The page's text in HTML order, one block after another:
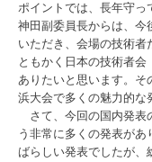
ポイントでは、長年守っ
神田副委員長からは、今
いただき、会場の技術者
ともかく日本の技術者
ありたいと思います。そ
浜大会で多くの魅力的な
さて、今回の国内発表
う非常に多くの発表が
ばらしい発表でしたが、